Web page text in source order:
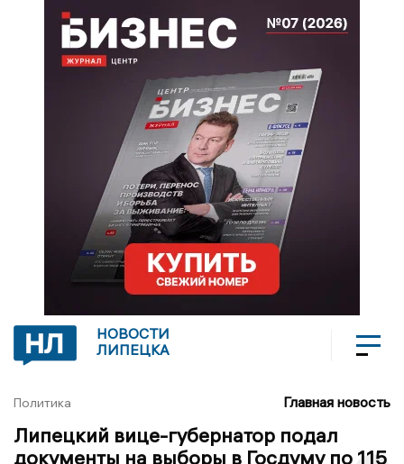
НОВОСТИ
ЛИПЕЦКА
Политика Главная новость
Липецкий вице-губернатор подал
документы на выборы в Госдуму по 115